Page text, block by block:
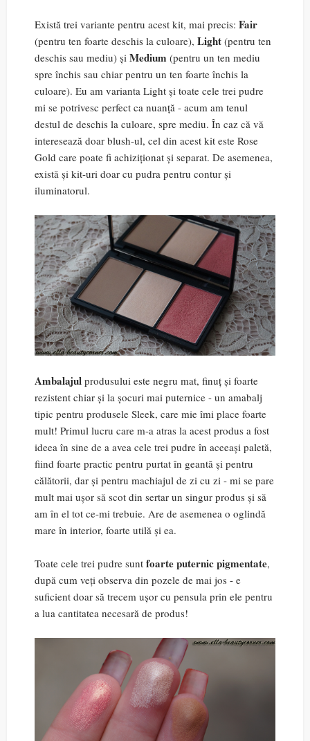
Există trei variante pentru acest kit, mai precis: Fair
(pentru ten foarte deschis la culoare), Light (pentru ten
deschis sau mediu) și Medium (pentru un ten mediu
spre închis sau chiar pentru un ten foarte închis la
culoare). Eu am varianta Light și toate cele trei pudre
mi se potrivesc perfect ca nuanță - acum am tenul
destul de deschis la culoare, spre mediu. În caz că vă
interesează doar blush-ul, cel din acest kit este Rose
Gold care poate fi achiziționat și separat. De asemenea,
există și kit-uri doar cu pudra pentru contur și
iluminatorul.
Ambalajul produsului este negru mat, finuț și foarte
rezistent chiar și la șocuri mai puternice - un amabalj
tipic pentru produsele Sleek, care mie îmi place foarte
mult! Primul lucru care m-a atras la acest produs a fost
ideea în sine de a avea cele trei pudre în aceeași paletă,
fiind foarte practic pentru purtat în geantă și pentru
călătorii, dar și pentru machiajul de zi cu zi - mi se pare
mult mai ușor să scot din sertar un singur produs și să
am în el tot ce-mi trebuie. Are de asemenea o oglindă
mare în interior, foarte utilă și ea.
Toate cele trei pudre sunt foarte puternic pigmentate,
după cum veți observa din pozele de mai jos - e
suficient doar să trecem ușor cu pensula prin ele pentru
a lua cantitatea necesară de produs!